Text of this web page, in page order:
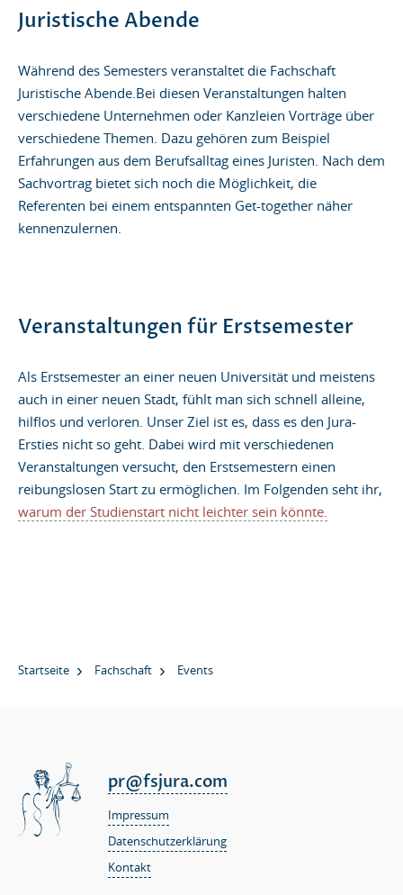
Juristische Abende
Während des Semesters veranstaltet die Fachschaft
Juristische Abende.Bei diesen Veranstaltungen halten
verschiedene Unternehmen oder Kanzleien Vorträge über
verschiedene Themen. Dazu gehören zum Beispiel
Erfahrungen aus dem Berufsalltag eines Juristen. Nach dem
Sachvortrag bietet sich noch die Möglichkeit, die
Referenten bei einem entspannten Get-together näher
kennenzulernen.
Veranstaltungen für Erstsemester
Als Erstsemester an einer neuen Universität und meistens
auch in einer neuen Stadt, fühlt man sich schnell alleine,
hilflos und verloren. Unser Ziel ist es, dass es den Jura-
Ersties nicht so geht. Dabei wird mit verschiedenen
Veranstaltungen versucht, den Erstsemestern einen
reibungslosen Start zu ermöglichen. Im Folgenden seht ihr,
warum der Studienstart nicht leichter sein könnte.
Startseite Fachschaft Events
pr@fsjura.com
Impressum
Datenschutzerklärung
Kontakt